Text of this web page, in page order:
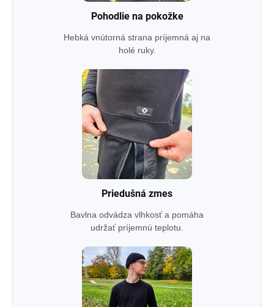
Pohodlie na pokožke
Hebká vnútorná strana príjemná aj na
holé ruky.
Priedušná zmes
Bavlna odvádza vlhkosť a pomáha
udržať príjemnú teplotu.